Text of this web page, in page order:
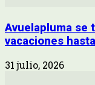
Avuelapluma se
vacaciones
31 julio, 2026